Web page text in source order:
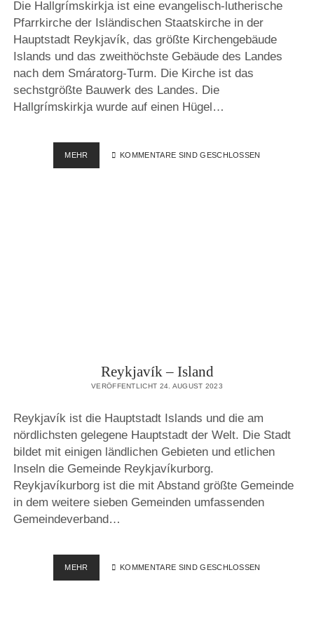
Die Hallgrímskirkja ist eine evangelisch-lutherische
Pfarrkirche der Isländischen Staatskirche in der
Hauptstadt Reykjavík, das größte Kirchengebäude
Islands und das zweithöchste Gebäude des Landes
nach dem Smáratorg-Turm. Die Kirche ist das
sechstgrößte Bauwerk des Landes. Die
Hallgrímskirkja wurde auf einen Hügel…
MEHR HALLGRÍMSKIRKJA
–
KOMMENTARE SIND GESCHLOSSEN
Reykjavík – Island
VERÖFFENTLICHT 24. AUGUST 2023
Reykjavík ist die Hauptstadt Islands und die am
nördlichsten gelegene Hauptstadt der Welt. Die Stadt
bildet mit einigen ländlichen Gebieten und etlichen
Inseln die Gemeinde Reykjavíkurborg.
Reykjavíkurborg ist die mit Abstand größte Gemeinde
in dem weitere sieben Gemeinden umfassenden
Gemeindeverband…
MEHR REYKJAVÍK
–
KOMMENTARE SIND GESCHLOSSEN